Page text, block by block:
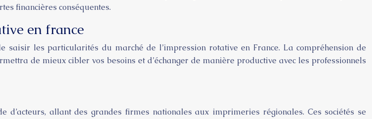
financières conséquentes.
en france
saisir les particularités du marché de l’impression rotative en France. La compréhension de
de mieux cibler vos besoins et d’échanger de manière productive avec les professionnels
d’acteurs, allant des grandes firmes nationales aux imprimeries régionales. Ces sociétés se